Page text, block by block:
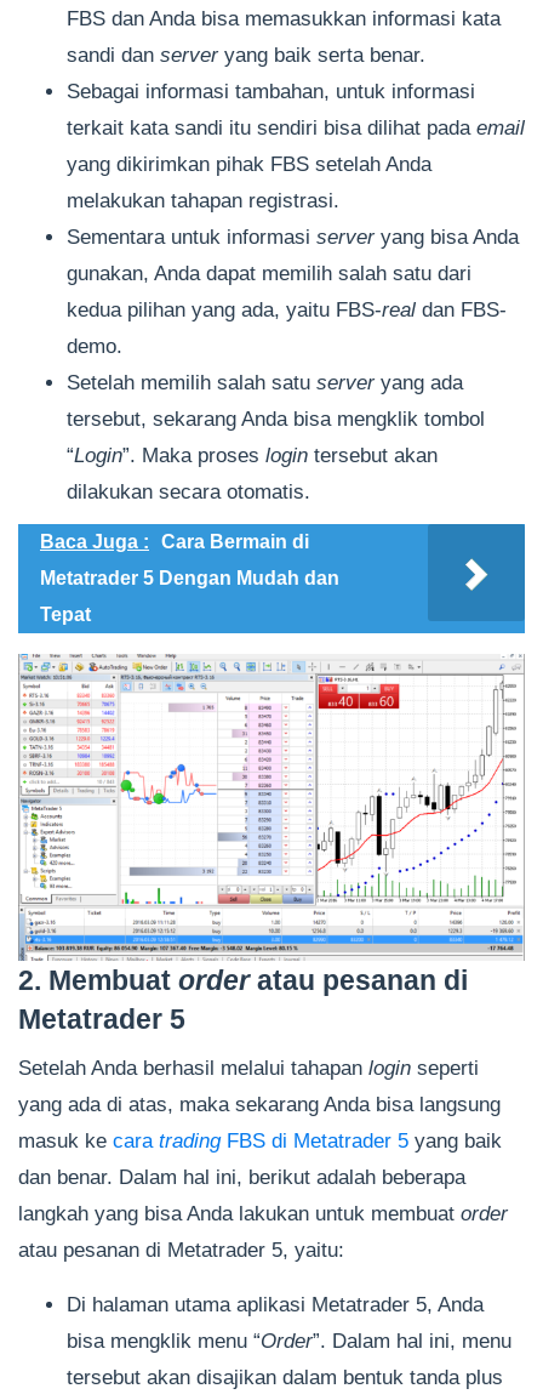
FBS dan Anda bisa memasukkan informasi kata
sandi dan server yang baik serta benar.
Sebagai informasi tambahan, untuk informasi
terkait kata sandi itu sendiri bisa dilihat pada email
yang dikirimkan pihak FBS setelah Anda
melakukan tahapan registrasi.
Sementara untuk informasi server yang bisa Anda
gunakan, Anda dapat memilih salah satu dari
kedua pilihan yang ada, yaitu FBS-real dan FBS-
demo.
Setelah memilih salah satu server yang ada
tersebut, sekarang Anda bisa mengklik tombol
“Login”. Maka proses login tersebut akan
dilakukan secara otomatis.
Baca Juga :
Cara Bermain di
Metatrader 5 Dengan Mudah dan
Tepat
2. Membuat orderatau pesanan di
Metatrader 5
Setelah Anda berhasil melalui tahapan login seperti
yang ada di atas, maka sekarang Anda bisa langsung
masuk ke cara trading FBS di Metatrader 5 yang baik
dan benar. Dalam hal ini, berikut adalah beberapa
langkah yang bisa Anda lakukan untuk membuat order
atau pesanan di Metatrader 5, yaitu:
Di halaman utama aplikasi Metatrader 5, Anda
bisa mengklik menu “Order”. Dalam hal ini, menu
tersebut akan disajikan dalam bentuk tanda plus